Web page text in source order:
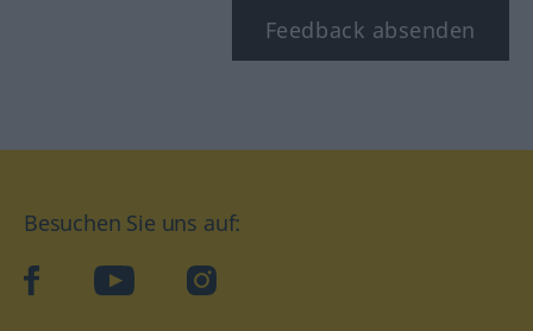
Feedback absenden
Besuchen Sie uns auf:
facebookYouTube Instagram